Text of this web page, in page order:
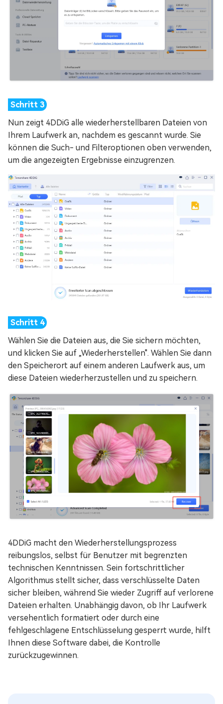
Nun zeigt 4DDiG alle wiederherstellbaren Dateien von
Ihrem Laufwerk an, nachdem es gescannt wurde. Sie
können die Such- und Filteroptionen oben verwenden,
um die angezeigten Ergebnisse einzugrenzen.
Wählen Sie die Dateien aus, die Sie sichern möchten,
und klicken Sie auf „Wiederherstellen". Wählen Sie dann
den Speicherort auf einem anderen Laufwerk aus, um
diese Dateien wiederherzustellen und zu speichern.
4DDiG macht den Wiederherstellungsprozess
reibungslos, selbst für Benutzer mit begrenzten
technischen Kenntnissen. Sein fortschrittlicher
Algorithmus stellt sicher, dass verschlüsselte Daten
sicher bleiben, während Sie wieder Zugriff auf verlorene
Dateien erhalten. Unabhängig davon, ob Ihr Laufwerk
versehentlich formatiert oder durch eine
fehlgeschlagene Entschlüsselung gesperrt wurde, hilft
Ihnen diese Software dabei, die Kontrolle
zurückzugewinnen.